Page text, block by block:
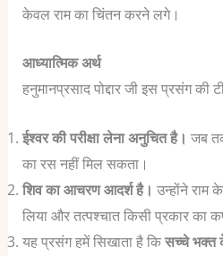
केवल राम का चिंतन करने लगे।
आध्यात्मिक अर्थ
हनुमानप्रसाद पोद्दार जी इस प्रसंग की
ईश्वर की परीक्षा लेना अनुचित है। जब
का रस नहीं मिल सकता।
शिव का आचरण आदर्श है। उन्होंने राम
लिया और तत्पश्चात किसी प्रकार का
यह प्रसंग हमें सिखाता है किसच्चे भक्त